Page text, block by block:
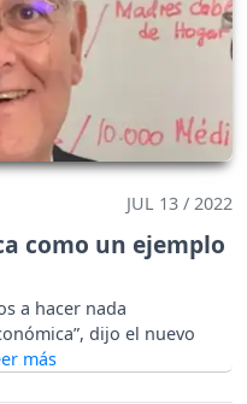
JUL 13 / 2022
como un ejemplo
a hacer nada
dijo el nuevo